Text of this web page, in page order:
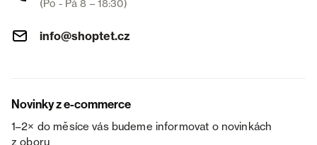
(Po - Pá 8 – 18:30)
info@shoptet.cz
Novinky z e-commerce
1–2× do měsíce vás budeme informovat o novinkách
z oboru